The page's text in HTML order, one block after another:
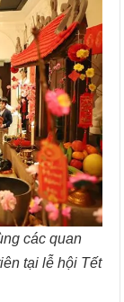
các quan
tại lễ hội Tết